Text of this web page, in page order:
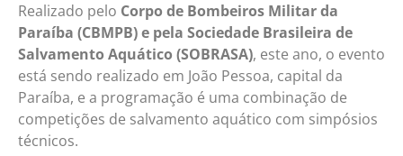
Realizado pelo Corpo de Bombeiros Militar da
Paraíba (CBMPB) e pela Sociedade Brasileira de
Salvamento Aquático (SOBRASA), este ano, o evento
está sendo realizado em João Pessoa, capital da
Paraíba, e a programação é uma combinação de
competições de salvamento aquático com simpósios
técnicos.